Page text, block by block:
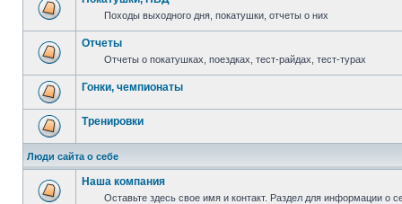
Походы выходного дня, покатушки, отчеты о них
Отчеты
Отчеты о покатушках, поездках, тест-райдах, тест-турах
Гонки, чемпионаты
Тренировки
Люди сайта о себе
Наша компания
Оставьте здесь свое имя и контакт. Раздел для информации о